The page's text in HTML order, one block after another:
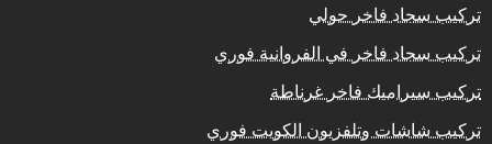
تركيب سجاد فاخر حولي
تركيب سجاد فاخر في الفروانية فوري
تركيب سيراميك فاخر غرناطة
تركيب شاشات وتلفزيون الكويت فوري